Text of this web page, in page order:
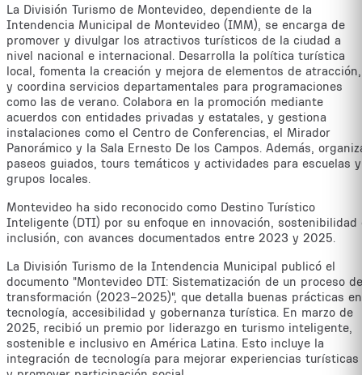
La División Turismo de Montevideo, dependiente de la
Intendencia Municipal de Montevideo (IMM), se encarga de
promover y divulgar los atractivos turísticos de la ciudad a
nivel nacional e internacional. Desarrolla la política turística
local, fomenta la creación y mejora de elementos de atracción,
y coordina servicios departamentales para programaciones
como las de verano. Colabora en la promoción mediante
acuerdos con entidades privadas y estatales, y gestiona
instalaciones como el Centro de Conferencias, el Mirador
Panorámico y la Sala Ernesto De los Campos. Además,
paseos guiados, tours temáticos y actividades para escuelas y
grupos locales.
Montevideo ha sido reconocido como Destino Turístico
Inteligente (DTI) por su enfoque en innovación, sostenibilidad
inclusión, con avances documentados entre 2023 y 2025.
La División Turismo de la Intendencia Municipal publicó el
documento "Montevideo DTI: Sistematización de un proceso de
transformación (2023–2025)", que detalla buenas prácticas en
tecnología, accesibilidad y gobernanza turística. En marzo de
2025, recibió un premio por liderazgo en turismo inteligente,
sostenible e inclusivo en América Latina. Esto incluye la
integración de tecnología para mejorar experiencias turísticas